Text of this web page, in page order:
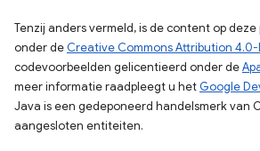
Tenzij anders vermeld, is de content op
onder de Creative Commons Attribution
codevoorbeelden gelicentieerd onder de
meer informatie raadpleegt u het Google
Java is een gedeponeerd handelsmerk van
aangesloten entiteiten.